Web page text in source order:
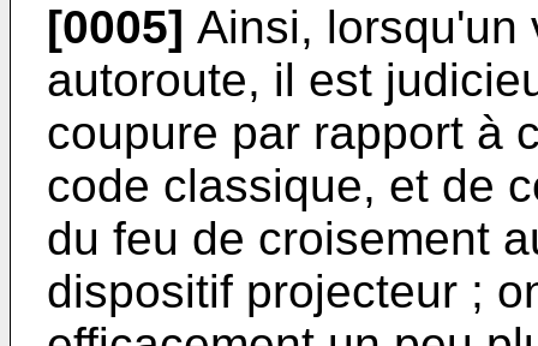
[0005] Ainsi, lorsqu'un
autoroute, il est
coupure par rapport à
code classique, et de
du feu de croisement
dispositif projecteur ;